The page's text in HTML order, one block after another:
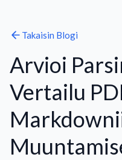
Takaisin Blogi
Arvioi
Vertailu